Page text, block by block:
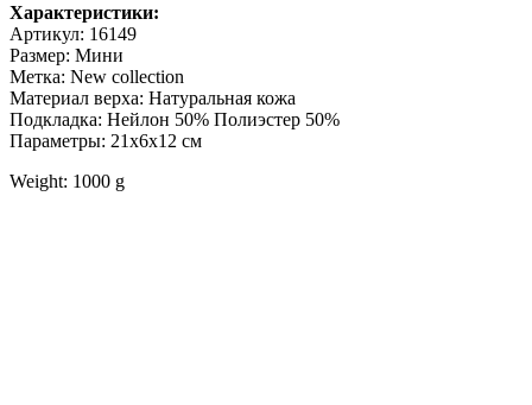
Характеристики:
Артикул: 16149
Размер: Мини
Метка: New collection
Материал верха: Натуральная кожа
Подкладка: Нейлон 50% Полиэстер 50%
Параметры: 21x6x12 см
Weight: 1000 g